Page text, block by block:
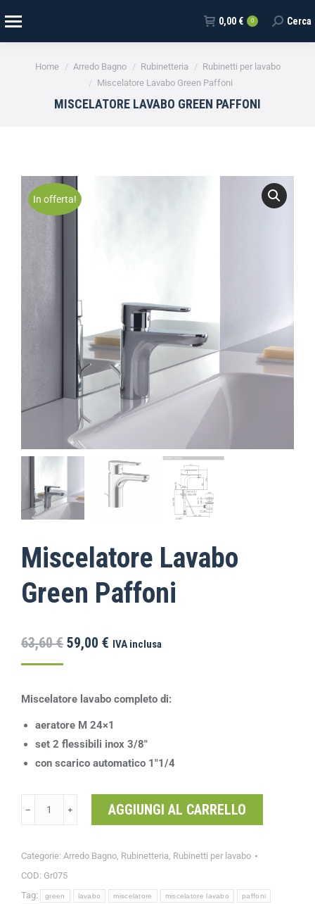
0,00 € 0 Cerca
Tu sei qui:
Home Arredo Bagno Rubinetteria
Rubinetti per lavabo
Miscelatore Lavabo Green Paffoni
MISCELATORE LAVABO GREEN PAFFONI
In offerta!
Miscelatore Lavabo
Green Paffoni
63,60€ 59,00 € IVA inclusa
Miscelatore lavabo completo di:
aeratore M 24×1
set 2 flessibili inox 3/8″
con scarico automatico 1″1/4
﹣ ﹢ AGGIUNGI AL CARRELLO
Categorie: Arredo Bagno Rubinetteria Rubinetti per lavabo
COD: Gr075
Tag:
green lavabo miscelatore miscelatore lavabo paffoni